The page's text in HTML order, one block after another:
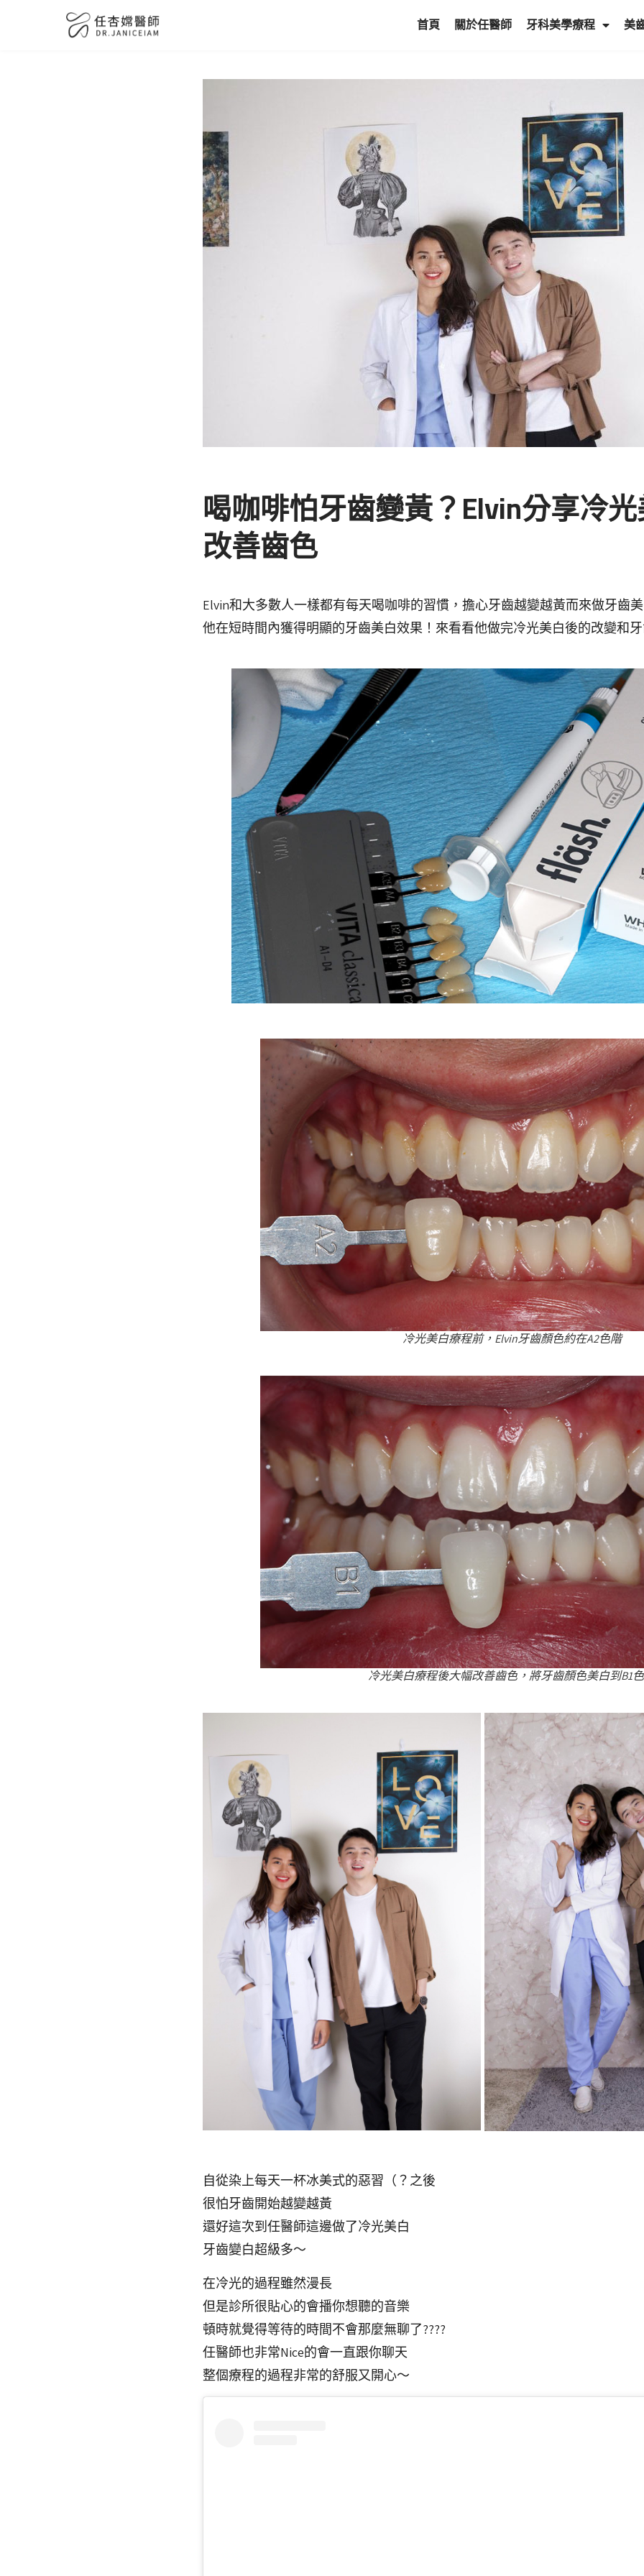
首頁 關於任醫師 牙科美學療程 美
喝咖啡怕牙齒變黃？Elvin分享冷
改善齒色
Elvin和大多數人一樣都有每天喝咖啡的習慣，擔心牙齒越變越黃而來做牙齒
他在短時間內獲得明顯的牙齒美白效果！來看看他做完冷光美白後的改變和
冷光美白療程前，Elvin牙齒顏色約在A2色階
冷光美白療程後大幅改善齒色，將牙齒顏色美白到B1
自從染上每天一杯冰美式的惡習（？之後
很怕牙齒開始越變越黃
還好這次到任醫師這邊做了冷光美白
牙齒變白超級多～
在冷光的過程雖然漫長
但是診所很貼心的會播你想聽的音樂
頓時就覺得等待的時間不會那麼無聊了????
任醫師也非常Nice的會一直跟你聊天
整個療程的過程非常的舒服又開心～